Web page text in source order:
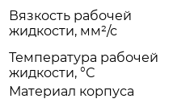
Вязкость рабочей
жидкости, мм²/с
Температура рабочей
жидкости, °С
Материал корпуса